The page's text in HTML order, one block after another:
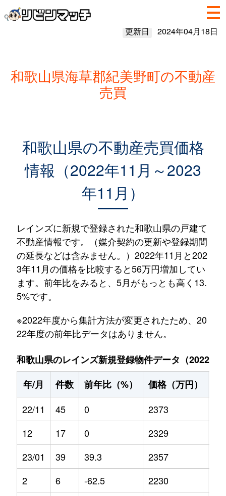
更新日 2024年04月18日
和歌山県海草郡紀美野町の不動産
売買
和歌山県の不動産売買価格
情報（2022年11月～2023
年11月）
レインズに新規で登録された和歌山県の戸建て
不動産情報です。（媒介契約の更新や登録期間
の延長などは含みません。）2022年11月と202
3年11月の価格を比較すると56万円増加してい
ます。前年比をみると、5月がもっとも高く13.
5%です。
※2022年度から集計方法が変更されたため、20
22年度の前年比データはありません。
和歌山県のレインズ新規登録物件データ（2022年
年/月
件数 前年比（%） 価格（万円）
22/11
45 0 2373
12
17 0 2329
23/01
39 39.3 2357
2
6 -62.5 2230